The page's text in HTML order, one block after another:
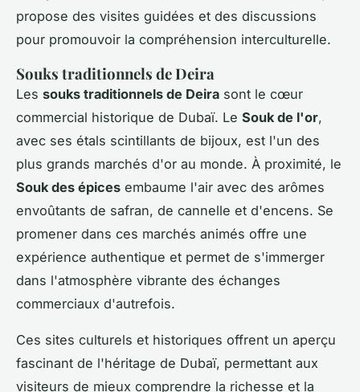
propose des visites guidées et des discussions
pour promouvoir la compréhension interculturelle.
Souks traditionnels de Deira
Les souks traditionnels de Deira sont le cœur
commercial historique de Dubaï. Le Souk de l'or,
avec ses étals scintillants de bijoux, est l'un des
plus grands marchés d'or au monde. À proximité, le
Souk des épices embaume l'air avec des arômes
envoûtants de safran, de cannelle et d'encens. Se
promener dans ces marchés animés offre une
expérience authentique et permet de s'immerger
dans l'atmosphère vibrante des échanges
commerciaux d'autrefois.
Ces sites culturels et historiques offrent un aperçu
fascinant de l'héritage de Dubaï, permettant aux
visiteurs de mieux comprendre la richesse et la